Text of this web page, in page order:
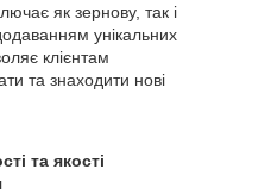
як зернову, так і
унікальних
клієнтам
та знаходити нові
та якості